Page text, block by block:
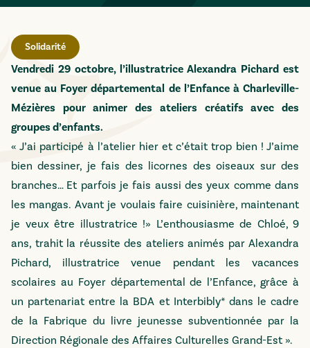
Solidarité
Vendredi 29 octobre, l’illustratrice Alexandra Pichard est
venue au Foyer départemental de l’Enfance à Charleville-
Mézières pour animer des ateliers créatifs avec des
groupes d’enfants.
« J’ai participé à l’atelier hier et c’était trop bien ! J’aime
bien dessiner, je fais des licornes des oiseaux sur des
branches… Et parfois je fais aussi des yeux comme dans
les mangas. Avant je voulais faire cuisinière, maintenant
je veux être illustratrice !» L’enthousiasme de Chloé, 9
ans, trahit la réussite des ateliers animés par Alexandra
Pichard, illustratrice venue pendant les vacances
scolaires au Foyer départemental de l’Enfance, grâce à
un partenariat entre la BDA et Interbibly* dans le cadre
de la Fabrique du livre jeunesse subventionnée par la
Direction Régionale des Affaires Culturelles Grand-Est ».